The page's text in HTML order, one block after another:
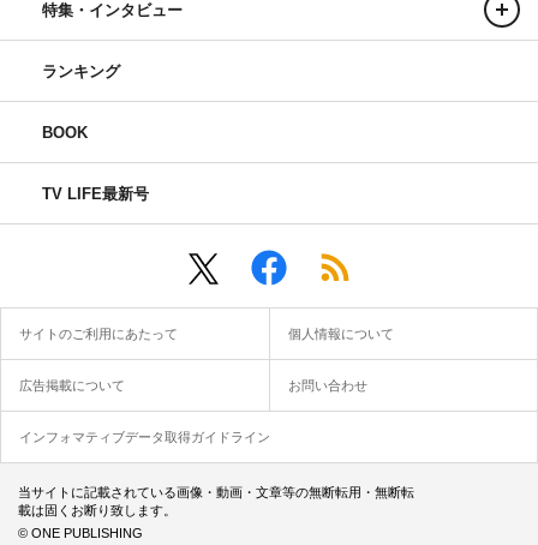
日曜ドラマ『極主夫道』
日本テレビ系
2020年10月11日（日）スタート
毎週日曜 後10・30～11・25
原作：『極主夫道』（新潮社「くらげバンチ」連載中）
出演：玉木宏、川口春奈、志尊淳
公式サイト：https://www.ytv.co.jp/gokushufudo/
公式Twitter：
https://twitter.com/gokushufu_drama
公式Instagram：
https://www.instagram.com/gokushufu_drama
©おおのこうすけ／新潮社
特集・インタビュー
ランキング
BOOK
TV LIFE最新号
サイトのご利用にあたって 個人情報について
広告掲載について お問い合わせ
インフォマティブデータ取得ガイドライン
当サイトに記載されている画像・動画・文章等の無断転用・無断転
載は固くお断り致します。
© ONE PUBLISHING